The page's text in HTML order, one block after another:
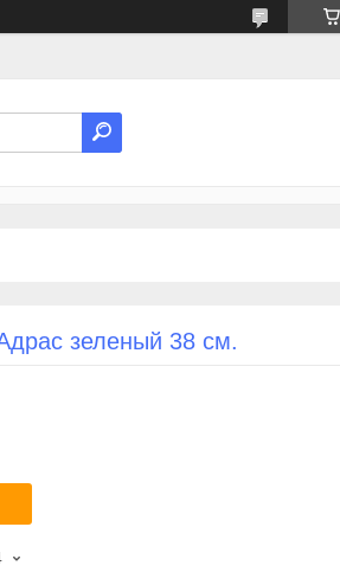
зеленый 38 см.